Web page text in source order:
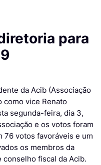
para
da Acib (Associação
como vice Renato
segunda-feira, dia 3,
e os votos foram
76 votos favoráveis e um
os membros da
fiscal da Acib.